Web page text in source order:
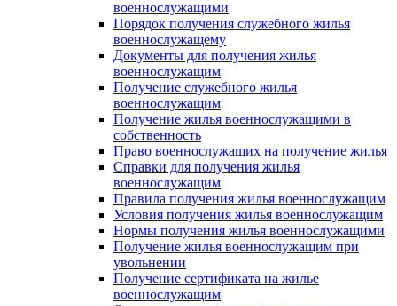
военнослужащими
Порядок получения служебного жилья
военнослужащему
Документы для получения жилья
военнослужащим
Получение служебного жилья
военнослужащим
Получение жилья военнослужащими в
собственность
Право военнослужащих на получение жилья
Справки для получения жилья
военнослужащим
Правила получения жилья военнослужащим
Условия получения жилья военнослужащим
Нормы получения жилья военнослужащими
Получение жилья военнослужащим при
увольнении
Получение сертификата на жилье
военнослужащим